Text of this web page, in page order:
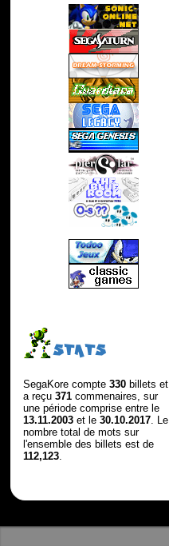
STATS
SegaKore compte 330billets et
a reçu 371commenaires, sur
une période comprise entre le
13.11.2003et le 30.10.2017. Le
nombre total de mots sur
l'ensemble des billets est de
112,123.